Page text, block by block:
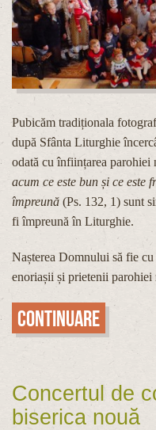
Pubicăm tradiționala
după Sfânta Liturghie
odată cu înființarea parohiei
acum ce este bun și ce
împreună (Ps. 132, 1) sunt
fi împreună în Liturghie.
Nașterea Domnului să fie
enoriașii și prietenii parohiei
Continuare
Concertul de
biserica nouă